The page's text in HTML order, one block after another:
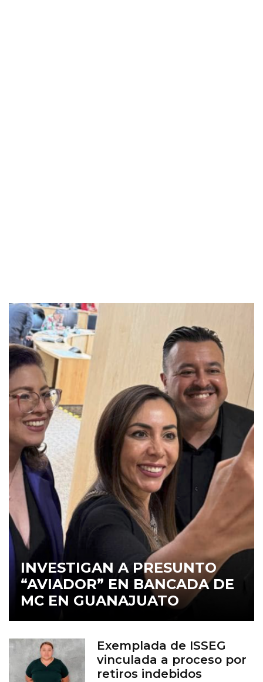
INVESTIGAN A PRESUNTO
“AVIADOR” EN BANCADA DE
MC EN GUANAJUATO
Exemplada de ISSEG
vinculada a proceso por
retiros indebidos